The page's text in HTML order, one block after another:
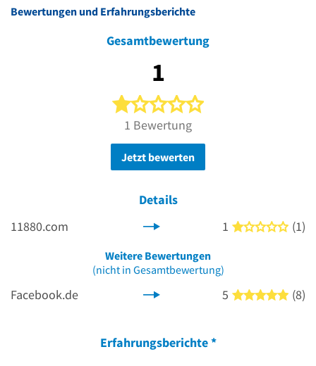
Bewertungen und Erfahrungsberichte
Gesamtbewertung
1
1 von 5 Sternen
1 Bewertung
Jetzt bewerten
Details
11880.com
1 1 von
(1)
Weitere Bewertungen
(nicht in Gesamtbewertung)
Facebook.de 5 5 von
(8)
Erfahrungsberichte*